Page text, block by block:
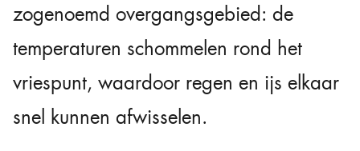
zogenoemd overgangsgebied: de
temperaturen schommelen rond het
vriespunt, waardoor regen en ijs elkaar
snel kunnen afwisselen.